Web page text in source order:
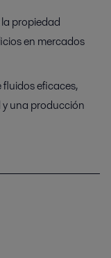
propiedad
en mercados
eficaces,
una producción